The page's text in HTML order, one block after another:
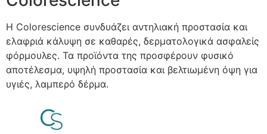
Η Colorescience συνδυάζει αντηλιακή προστασία και
ελαφριά κάλυψη σε καθαρές, δερματολογικά ασφαλείς
φόρμουλες. Τα προϊόντα της προσφέρουν φυσικό
αποτέλεσμα, υψηλή προστασία και βελτιωμένη όψη για
υγιές, λαμπερό δέρμα.